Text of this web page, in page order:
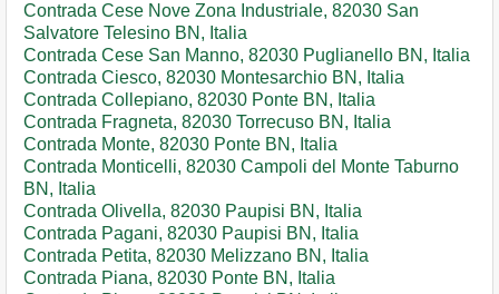
Contrada Cese Nove Zona Industriale, 82030 San
Salvatore Telesino BN, Italia
Contrada Cese San Manno, 82030 Puglianello BN, Italia
Contrada Ciesco, 82030 Montesarchio BN, Italia
Contrada Collepiano, 82030 Ponte BN, Italia
Contrada Fragneta, 82030 Torrecuso BN, Italia
Contrada Monte, 82030 Ponte BN, Italia
Contrada Monticelli, 82030 Campoli del Monte Taburno
BN, Italia
Contrada Olivella, 82030 Paupisi BN, Italia
Contrada Pagani, 82030 Paupisi BN, Italia
Contrada Petita, 82030 Melizzano BN, Italia
Contrada Piana, 82030 Ponte BN, Italia